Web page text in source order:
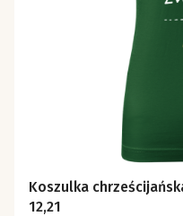
Koszulka
12,21